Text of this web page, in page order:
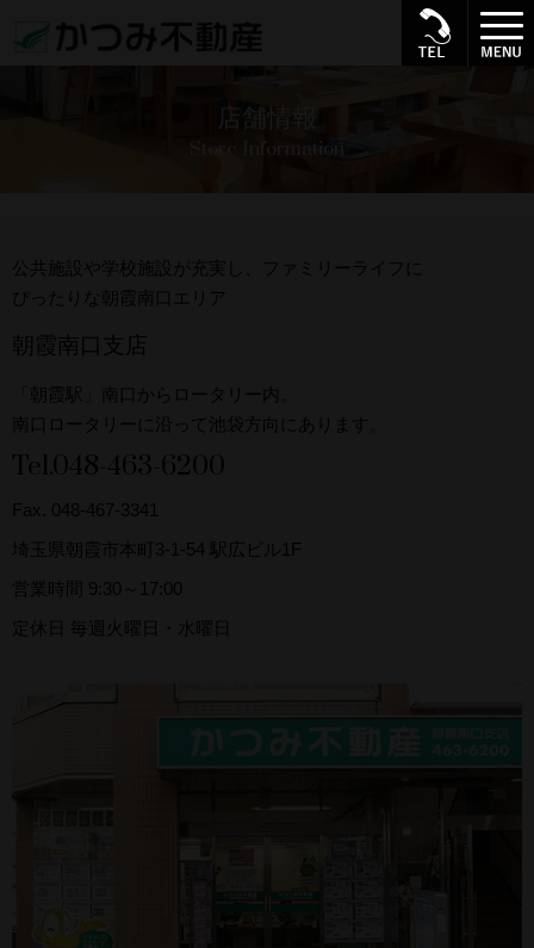
店舗情報
Store Information
公共施設や学校施設が充実し、ファミリーライフに
ぴったりな朝霞南口エリア
朝霞南口支店
「朝霞駅」南口からロータリー内。
南口ロータリーに沿って池袋方向にあります。
Tel.048-463-6200
Fax. 048-467-3341
埼玉県朝霞市本町3-1-54 駅広ビル1F
営業時間 9:30～17:00
定休日 毎週火曜日・水曜日